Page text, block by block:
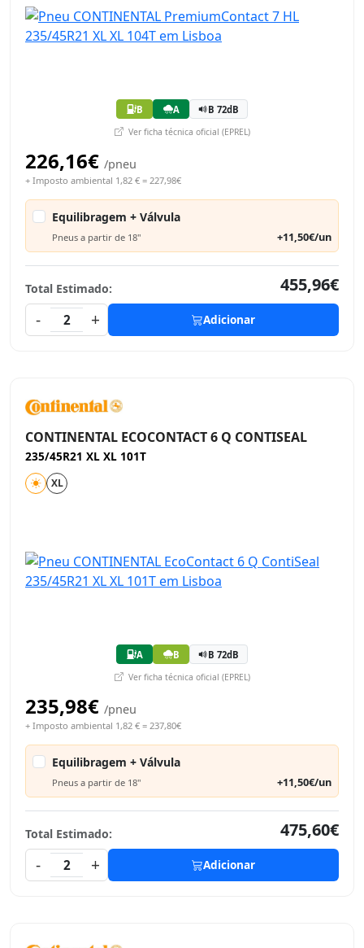
B A B 72dB
Ver ficha técnica oficial (EPREL)
226,16€ /pneu
+ Imposto ambiental 1,82 € = 227,98€
Equilibragem + Válvula
Pneus a partir de 18" +11,50€/un
Total Estimado:
455,96€
-
2 + Adicionar
CONTINENTAL ECOCONTACT 6 Q CONTISEAL
235/45R21 XL XL 101T
XL
A B B 72dB
Ver ficha técnica oficial (EPREL)
235,98€ /pneu
+ Imposto ambiental 1,82 € = 237,80€
Equilibragem + Válvula
Pneus a partir de 18" +11,50€/un
Total Estimado:
475,60€
-
2 + Adicionar